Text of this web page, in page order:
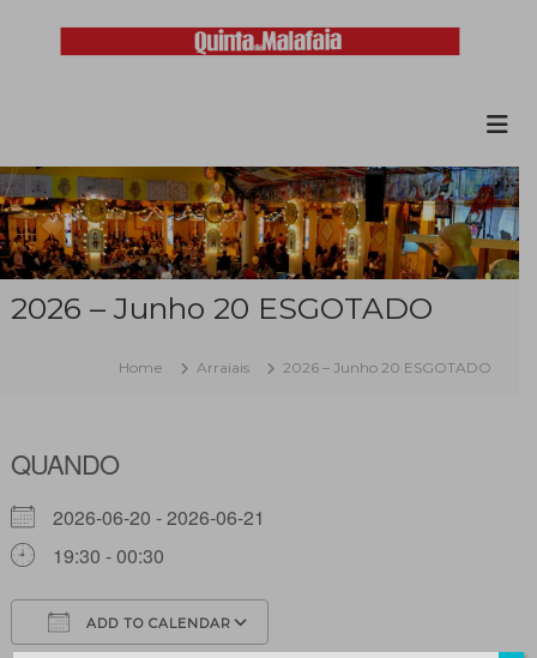
content
país
2026 – Junho 20 ESGOTADO
Home Arraiais 2026 – Junho 20 ESGOTADO
QUANDO
2026-06-20 - 2026-06-21
19:30 - 00:30
ADD TO CALENDAR